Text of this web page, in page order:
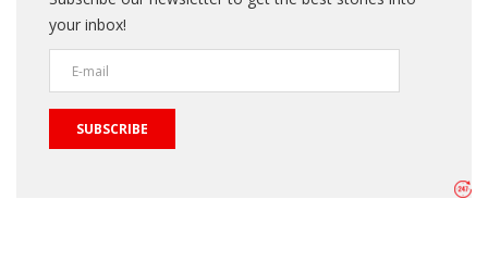
your inbox!
SUBSCRIBE